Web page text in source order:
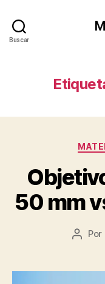
Buscar
50 mm
Autor
Por